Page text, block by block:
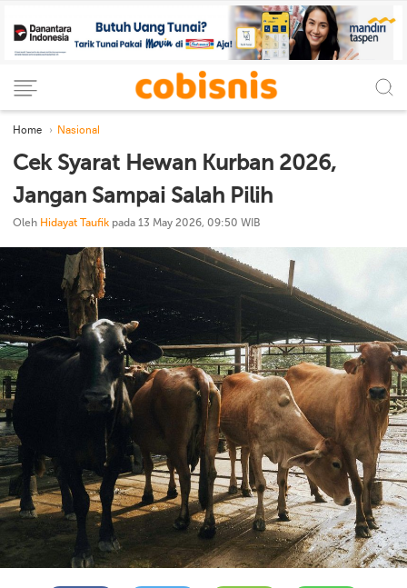
Home Nasional
Cek Syarat Hewan Kurban 2026,
Jangan Sampai Salah Pilih
Oleh Hidayat Taufik pada 13 May 2026, 09:50 WIB